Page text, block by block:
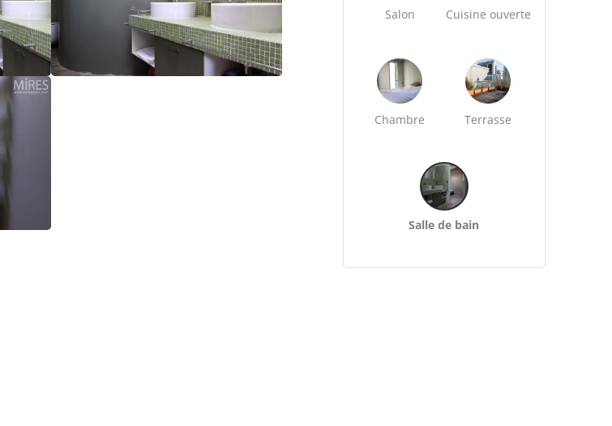
Salon Cuisine ouverte
Chambre Terrasse
Salle de bain